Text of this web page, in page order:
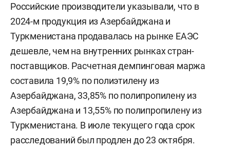
Российские производители указывали, что в
2024-м продукция из Азербайджана и
Туркменистана продавалась на рынке ЕАЭС
дешевле, чем на внутренних рынках стран-
поставщиков. Расчетная демпинговая маржа
составила 19,9% по полиэтилену из
Азербайджана, 33,85% по полипропилену из
Азербайджана и 13,55% по полипропилену из
Туркменистана. В июле текущего года срок
расследований был продлен до 23 октября.